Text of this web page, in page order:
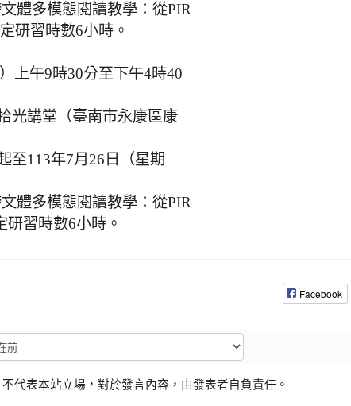
體多模態閱讀教學：從PIR
研習時數6小時。
上午9時30分至下午4時40
光講堂（臺南市永康區康
至113年7月26日（星期
體多模態閱讀教學：從PIR
習時數6小時。
Facebook
代表本站立場，對於發言內容，由發表者自負責任。